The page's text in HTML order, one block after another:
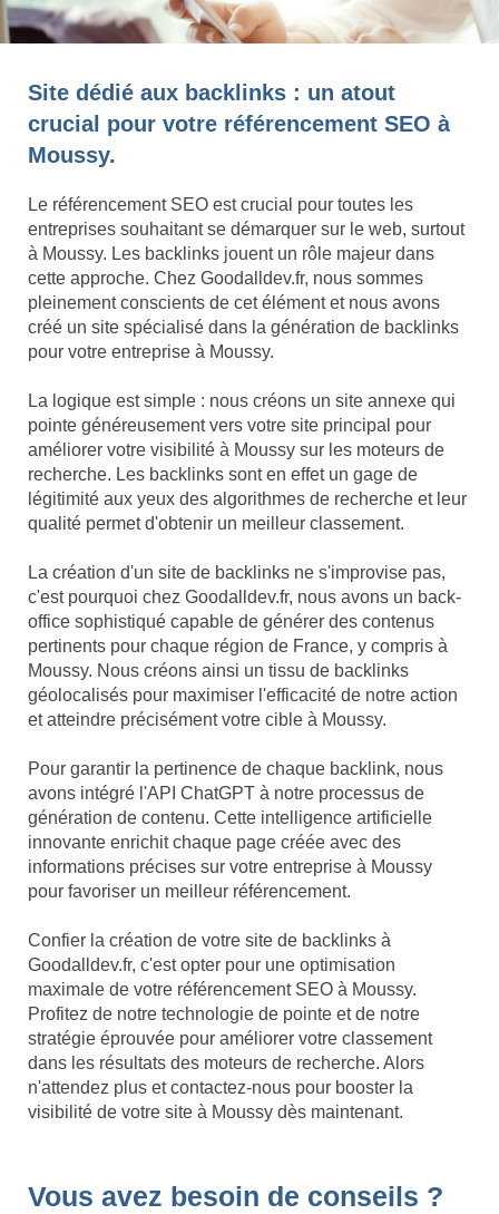
Site dédié aux backlinks : un atout
crucial pour votre référencement SEO à
Moussy.
Le référencement SEO est crucial pour toutes les
entreprises souhaitant se démarquer sur le web, surtout
à Moussy. Les backlinks jouent un rôle majeur dans
cette approche. Chez Goodalldev.fr, nous sommes
pleinement conscients de cet élément et nous avons
créé un site spécialisé dans la génération de backlinks
pour votre entreprise à Moussy.
La logique est simple : nous créons un site annexe qui
pointe généreusement vers votre site principal pour
améliorer votre visibilité à Moussy sur les moteurs de
recherche. Les backlinks sont en effet un gage de
légitimité aux yeux des algorithmes de recherche et leur
qualité permet d'obtenir un meilleur classement.
La création d'un site de backlinks ne s'improvise pas,
c'est pourquoi chez Goodalldev.fr, nous avons un back-
office sophistiqué capable de générer des contenus
pertinents pour chaque région de France, y compris à
Moussy. Nous créons ainsi un tissu de backlinks
géolocalisés pour maximiser l'efficacité de notre action
et atteindre précisément votre cible à Moussy.
Pour garantir la pertinence de chaque backlink, nous
avons intégré l'API ChatGPT à notre processus de
génération de contenu. Cette intelligence artificielle
innovante enrichit chaque page créée avec des
informations précises sur votre entreprise à Moussy
pour favoriser un meilleur référencement.
Confier la création de votre site de backlinks à
Goodalldev.fr, c'est opter pour une optimisation
maximale de votre référencement SEO à Moussy.
Profitez de notre technologie de pointe et de notre
stratégie éprouvée pour améliorer votre classement
dans les résultats des moteurs de recherche. Alors
n'attendez plus et contactez-nous pour booster la
visibilité de votre site à Moussy dès maintenant.
Vous avez besoin de conseils ?